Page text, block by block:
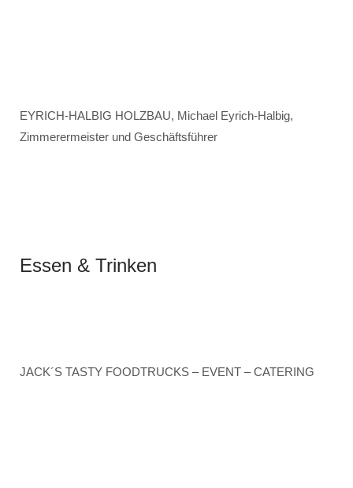
EYRICH-HALBIG HOLZBAU, Michael Eyrich-Halbig,
Zimmerermeister und Geschäftsführer
Essen & Trinken
JACK´S TASTY FOODTRUCKS – EVENT – CATERING